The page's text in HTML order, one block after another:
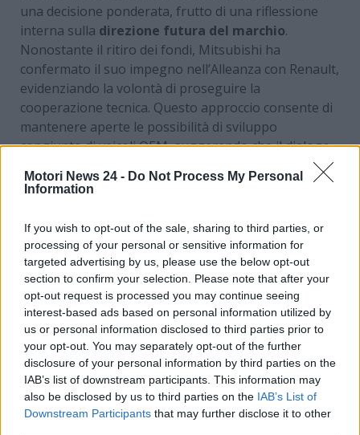
Motori News 24 - Do Not Process My Personal
Information
If you wish to opt-out of the sale, sharing to third parties, or
processing of your personal or sensitive information for
targeted advertising by us, please use the below opt-out
section to confirm your selection. Please note that after your
opt-out request is processed you may continue seeing
interest-based ads based on personal information utilized by
us or personal information disclosed to third parties prior to
your opt-out. You may separately opt-out of the further
disclosure of your personal information by third parties on the
IAB’s list of downstream participants. This information may
also be disclosed by us to third parties on the IAB’s List of
Downstream Participants that may further disclose it to other
una decisione ponderata, frutto di una riflessione
interna sulla direzione futura del marchio.
Nonostante il ritiro dei fondi, Mitsubishi ha
confermato il suo impegno nell’Alleanza con Renault,
evidenziando la volontà di proseguire la
cooperazione tecnica. Questo approccio consente di
mantenere aperte le possibilità di sviluppo
congiunto di veicoli OEM, suggerendo che il dialogo
tra le due case automobilistiche non solo continua,
ma si rafforza. Ma vediamo da dove sono stati “tolti”
Una collaborazione ed un
blocco dei fondi
Il 19 maggio 2025, Mitsubishi ha preso una decisione
che ha sorpreso il settore automobilistico europeo:
harinunciato a un investimento di 200 milioni di
eurodestinato alla business unit elettrica Ampere di
Renault. Questa mossa rappresenta uncambio di
strategia significativoper l’azienda giapponese,
che ha scelto un approccio più selettivo nell’ambito